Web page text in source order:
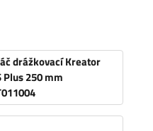
drážkovací Kreator
Plus 250 mm